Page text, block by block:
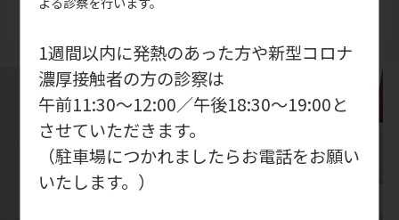
1週間以内に発熱のあった方や新型コロナ
濃厚接触者の方の診察は
午前11:30～12:00／午後18:30～19:00と
させていただきます。
（駐車場につかれましたらお電話をお願い
いたします。）